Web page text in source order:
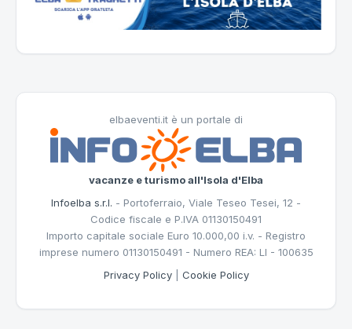
elbaeventi.it è un portale di
vacanze e turismo all'Isola d'Elba
Infoelba s.r.l. - Portoferraio, Viale Teseo Tesei, 12 -
Codice fiscale e P.IVA 01130150491
Importo capitale sociale Euro 10.000,00 i.v. - Registro
imprese numero 01130150491 - Numero REA: LI - 100635
Privacy Policy| Cookie Policy